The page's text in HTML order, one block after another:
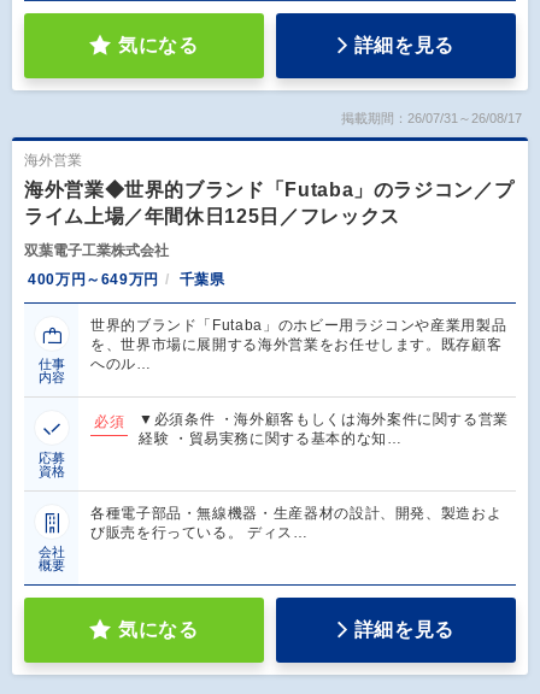
気になる 詳細を見る
掲載期間：26/07/31～26/08/17
海外営業
海外営業◆世界的ブランド「Futaba」のラジコン／プ
ライム上場／年間休日125日／フレックス
双葉電子工業株式会社
400万円～649万円
千葉県
仕事
内容
世界的ブランド「Futaba」のホビー用ラジコンや産業用製品
を、世界市場に展開する海外営業をお任せします。既存顧客
へのル…
応募
資格
必須
▼必須条件 ・海外顧客もしくは海外案件に関する営業
経験 ・貿易実務に関する基本的な知…
会社
概要
各種電子部品・無線機器・生産器材の設計、開発、製造およ
び販売を行っている。 ディス…
気になる 詳細を見る